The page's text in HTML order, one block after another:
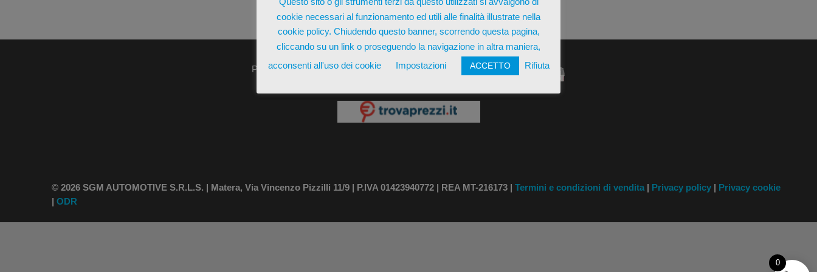
Presente su
© 2026 SGM AUTOMOTIVE S.R.L.S. | Matera, Via Vincenzo Pizzilli 11/9 | P.IVA 01423940772 | REA MT-216173 | Termini e condizioni di vendita | Privacy policy | Privacy cookie
| ODR
cookie necessari al funzionamento ed utili alle finalità illustrate nella
cookie policy. Chiudendo questo banner, scorrendo questa pagina,
cliccando su un link o proseguendo la navigazione in altra maniera,
acconsenti all'uso dei cookie
Impostazioni ACCETTO Rifiuta
0